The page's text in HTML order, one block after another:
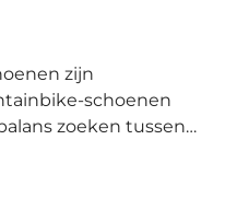
zijn
zoeken tussen
Ze zijn gebouwd